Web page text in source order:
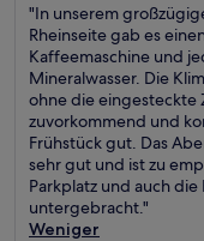
"In unserem
Rheinseite gab es
Kaffeemaschine und
Mineralwasser. Die
ohne die eingesteckte
zuvorkommend und
Frühstück gut. Das
sehr gut und ist zu
Parkplatz und auch
untergebracht."
Weniger